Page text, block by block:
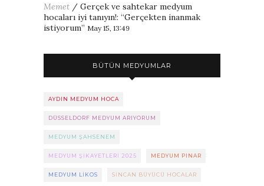
Memet / Gerçek ve sahtekar medyum
hocaları iyi tanıyın!: “Gerçekten inanmak
istiyorum” May 15, 13:49
BÜTÜN MEDYUMLAR
AYDIN MEDYUM HOCA
DÜSSELDORF MEDYUM ARIYORUM
MEDYUM ŞAHSENEM
MEDYUM ŞIKAYETLERI 2025 MEDYUM PINAR
MEDYUM LIKOS SINCAN BÜYÜCÜ HOCALAR